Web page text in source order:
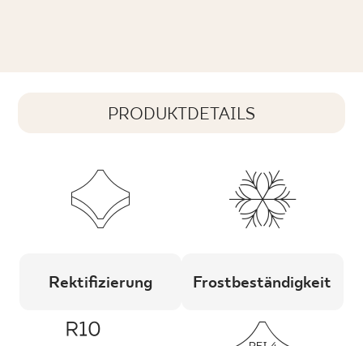
PRODUKTDETAILS
Rektifizierung Frostbeständigkeit